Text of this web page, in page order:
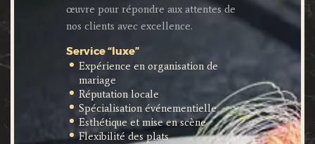
œuvre pour répondre aux attentes de
nos clients avec excellence.
Service “luxe”
Expérience en organisation de
mariage
Réputation locale
Spécialisation événementielle
Esthétique et mise en scène
Flexibilité des plats